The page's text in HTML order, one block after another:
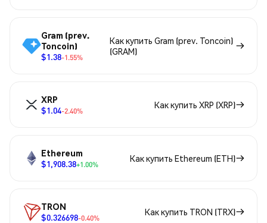
Gram (prev.
Toncoin)
$1.38-1.55%
Как купить Gram (prev. Toncoin)
(GRAM)
XRP
$1.04-2.40%
Как купить XRP (XRP)
Ethereum
$1,908.38+1.00%
Как купить Ethereum (ETH)
TRON
$0.326698-0.40%
Как купить TRON (TRX)